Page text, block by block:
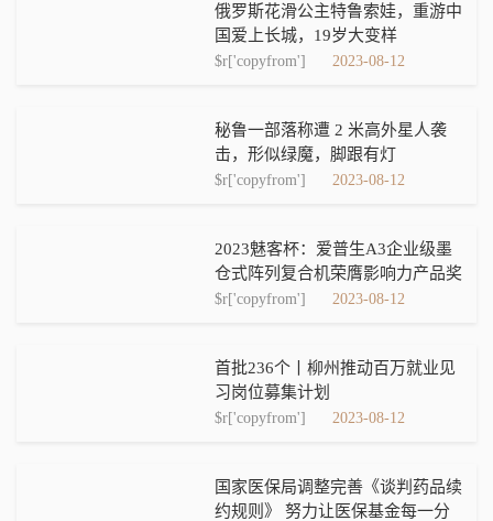
俄罗斯花滑公主特鲁索娃，重游中
国爱上长城，19岁大变样
$r['copyfrom'] 2023-08-12
秘鲁一部落称遭 2 米高外星人袭
击，形似绿魔，脚跟有灯
$r['copyfrom'] 2023-08-12
2023魅客杯：爱普生A3企业级墨
仓式阵列复合机荣膺影响力产品奖
$r['copyfrom'] 2023-08-12
首批236个丨柳州推动百万就业见
习岗位募集计划
$r['copyfrom'] 2023-08-12
国家医保局调整完善《谈判药品续
约规则》 努力让医保基金每一分